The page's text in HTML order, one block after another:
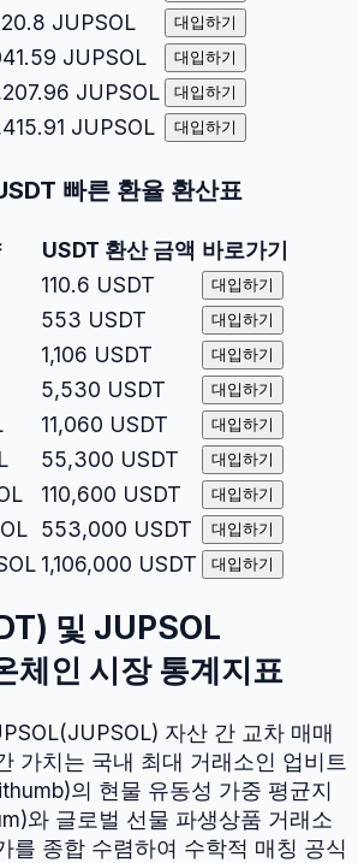
JUPSOL 대입하기
JUPSOL 대입하기
JUPSOL 대입하기
JUPSOL 대입하기
빠른 환율 환산표
USDT 환산 금액 바로가기
110.6 USDT 대입하기
553 USDT 대입하기
1,106 USDT 대입하기
5,530 USDT 대입하기
11,060 USDT 대입하기
55,300 USDT 대입하기
110,600 USDT 대입하기
553,000 USDT 대입하기
1,106,000 USDT 대입하기
) 및 JUPSOL
체인 시장 통계지표
(JUPSOL) 자산 간 교차 매매
가치는 국내 최대 거래소인 업비트
의 현물 유동성 가중 평균지
와 글로벌 선물 파생상품 거래소
를 종합 수렴하여 수학적 매칭 공식